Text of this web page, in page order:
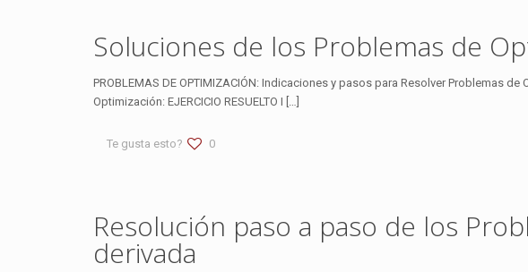
Soluciones de los Problemas de
PROBLEMAS DE OPTIMIZACIÓN: Indicaciones y pasos para Resolver Problemas de
Optimización: EJERCICIO RESUELTO I […]
Te gusta esto? 0
Resolución paso a paso de los
derivada